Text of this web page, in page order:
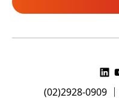
(02)2928-0909 ｜